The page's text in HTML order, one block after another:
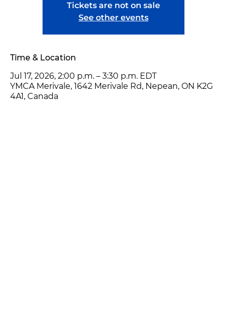
Tickets are not on sale
See other events
Time & Location
Jul 17, 2026, 2:00 p.m. – 3:30 p.m. EDT
YMCA Merivale, 1642 Merivale Rd, Nepean, ON K2G
4A1, Canada